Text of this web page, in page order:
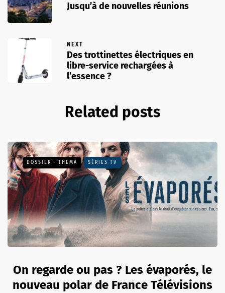
Jusqu’à de nouvelles réunions
NEXT
Des trottinettes électriques en
libre-service rechargées à
l’essence ?
Related posts
DOSSIER - THEMA SÉRIES TV
On regarde ou pas ? Les évaporés, le
nouveau polar de France Télévisions